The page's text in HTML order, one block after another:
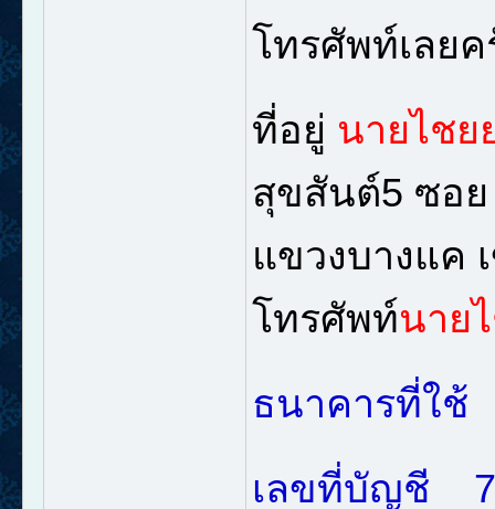
โทรศัพท์เลย
ที่อยู่ นายไช
สุขสันต์5 ซอ
แขวงบางแค
โทรศัพท์นาย
ธนาคารที่ใ
เลขที่บัญชี